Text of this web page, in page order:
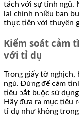
tách với sự tỉnh ngủ.
lại chính nhiều bạn
thực tiễn với thuyên
Kiểm soát cảm
với tỉ dụ
Trong giấy tờ
ngủ. Đừng để cảm
tiêu bắt buộc sử
Hãy đưa ra mục tiêu
tỉ dụ như không